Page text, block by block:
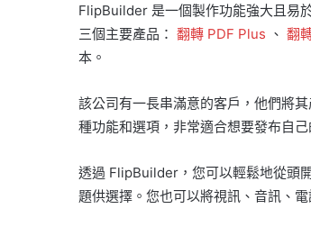
FlipBuilder 是一個製作功能強大且易
三個主要產品： 翻轉 PDF Plus 、 翻
本。
該公司有一長串滿意的客戶，他們將
種功能和選項，非常適合想要發布自
透過 FlipBuilder，您可以輕鬆地從頭
題供選擇。您也可以將視訊、音訊、